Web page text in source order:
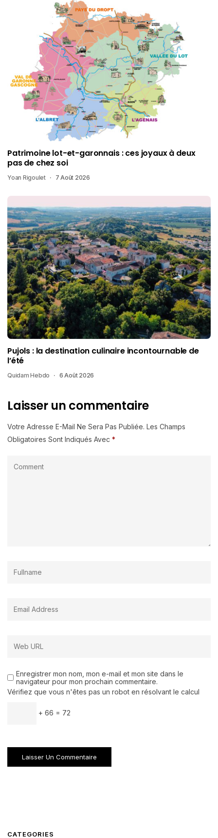
Patrimoine lot-et-garonnais : ces joyaux à deux
pas de chez soi
Yoan Rigoulet 7 Août 2026
Pujols : la destination culinaire incontournable de
l’été
Quidam Hebdo 6 Août 2026
Laisser un commentaire
Votre Adresse E-Mail Ne Sera Pas Publiée. Les Champs
Obligatoires Sont Indiqués Avec *
Enregistrer mon nom, mon e-mail et mon site dans le
navigateur pour mon prochain commentaire.
Vérifiez que vous n'êtes pas un robot en résolvant le calcul
+ 66 = 72
CATEGORIES